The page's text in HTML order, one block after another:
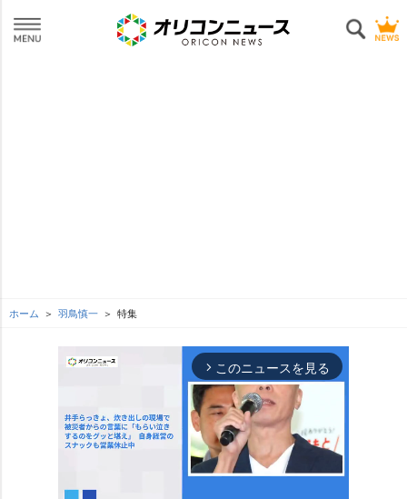
ホーム 羽鳥慎一 特集
arrow_forward_ios このニュースを見る